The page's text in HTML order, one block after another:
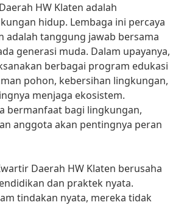
HW Klaten adalah
hidup. Lembaga ini percaya
tanggung jawab bersama
generasi muda. Dalam upayanya,
berbagai program edukasi
pohon, kebersihan lingkungan,
menjaga ekosistem.
bermanfaat bagi lingkungan,
anggota akan pentingnya peran
Daerah HW Klaten berusaha
dan praktek nyata.
tindakan nyata, mereka tidak